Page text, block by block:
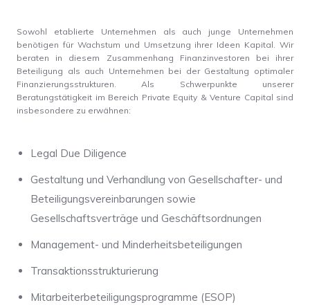
Sowohl etablierte Unternehmen als auch junge Unternehmen
benötigen für Wachstum und Umsetzung ihrer Ideen Kapital. Wir
beraten in diesem Zusammenhang Finanzinvestoren bei ihrer
Beteiligung als auch Unternehmen bei der Gestaltung optimaler
Finanzierungsstrukturen. Als Schwerpunkte unserer
Beratungstätigkeit im Bereich Private Equity & Venture Capital sind
insbesondere zu erwähnen:
Legal Due Diligence
Gestaltung und Verhandlung von Gesellschafter- und
Beteiligungsvereinbarungen sowie
Gesellschaftsverträge und Geschäftsordnungen
Management- und Minderheitsbeteiligungen
Transaktionsstrukturierung
Mitarbeiterbeteiligungsprogramme (ESOP)